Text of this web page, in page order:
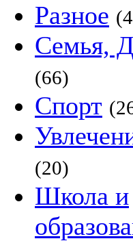
Разное
Семья,
(66)
Спорт
(20)
Школа и